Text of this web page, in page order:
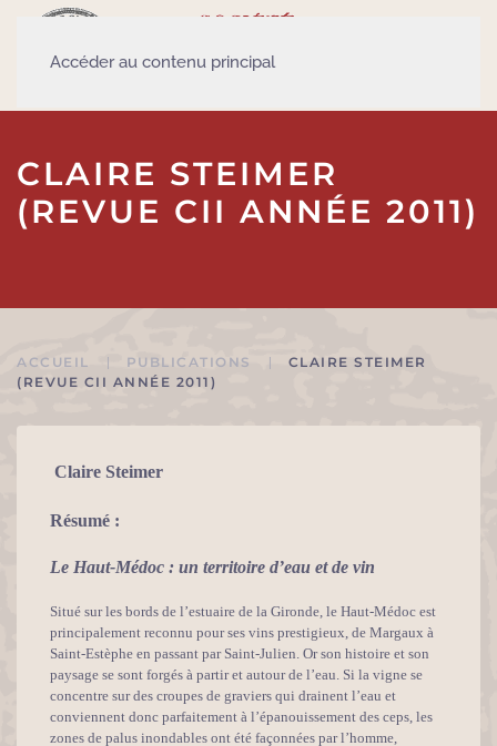
Accéder au contenu principal
CLAIRE STEIMER
(REVUE CII ANNÉE 2011)
ACCUEIL PUBLICATIONS
CLAIRE STEIMER
(REVUE CII ANNÉE 2011)
Claire Steimer
Résumé :
Le Haut-Médoc : un territoire d’eau et de vin
Situé sur les bords de l’estuaire de la Gironde, le Haut-Médoc est
principalement reconnu pour ses vins prestigieux, de Margaux à
Saint-Estèphe en passant par Saint-Julien. Or son histoire et son
paysage se sont forgés à partir et autour de l’eau. Si la vigne se
concentre sur des croupes de graviers qui drainent l’eau et
conviennent donc parfaitement à l’épanouissement des ceps, les
zones de palus inondables ont été façonnées par l’homme,